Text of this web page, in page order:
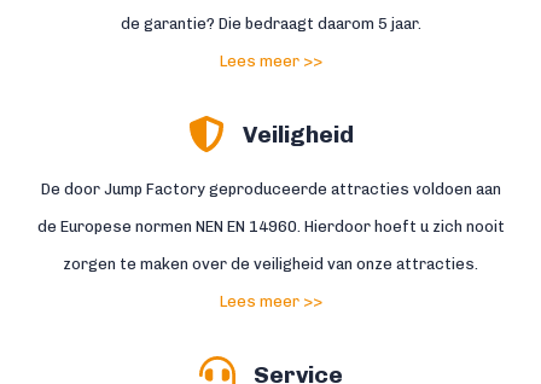
de garantie? Die bedraagt daarom 5 jaar.
Lees meer >>
Veiligheid
De door Jump Factory geproduceerde attracties voldoen aan
de Europese normen NEN EN 14960. Hierdoor hoeft u zich nooit
zorgen te maken over de veiligheid van onze attracties.
Lees meer >>
Service